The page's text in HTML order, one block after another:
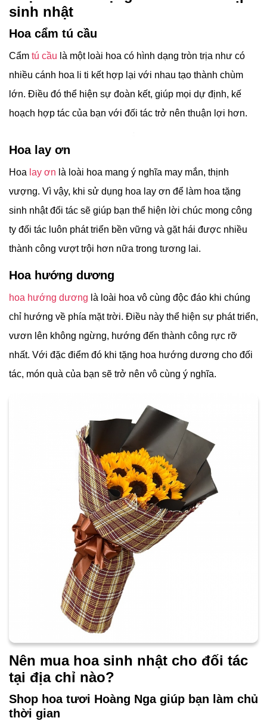
sinh nhật
Hoa cẩm tú cầu
Cẩm tú cầu là một loài hoa có hình dạng tròn trịa như có
nhiều cánh hoa li ti kết hợp lại với nhau tạo thành chùm
lớn. Điều đó thể hiện sự đoàn kết, giúp mọi dự định, kế
hoạch hợp tác của bạn với đối tác trở nên thuận lợi hơn.
Hoa lay ơn
Hoa lay ơn là loài hoa mang ý nghĩa may mắn, thịnh
vượng. Vì vậy, khi sử dụng hoa lay ơn để làm hoa tặng
sinh nhật đối tác sẽ giúp bạn thể hiện lời chúc mong công
ty đối tác luôn phát triển bền vững và gặt hái được nhiều
thành công vượt trội hơn nữa trong tương lai.
Hoa hướng dương
hoa hướng dương là loài hoa vô cùng độc đáo khi chúng
chỉ hướng về phía mặt trời. Điều này thể hiện sự phát triển,
vươn lên không ngừng, hướng đến thành công rực rỡ
nhất. Với đặc điểm đó khi tặng hoa hướng dương cho đối
tác, món quà của bạn sẽ trở nên vô cùng ý nghĩa.
Nên mua hoa sinh nhật cho đối tác
tại địa chỉ nào?
Shop hoa tươi Hoàng Nga giúp bạn làm chủ
thời gian